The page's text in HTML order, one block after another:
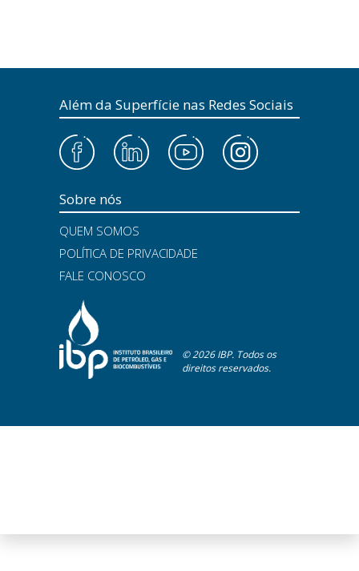
Além da Superfície nas Redes Sociais
Sobre nós
QUEM SOMOS
POLÍTICA DE PRIVACIDADE
FALE CONOSCO
© 2026 IBP. Todos os
direitos reservados.